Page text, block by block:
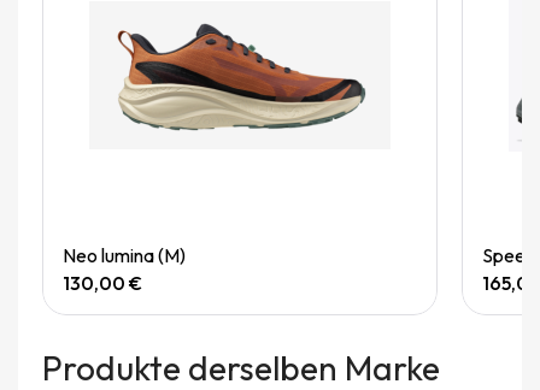
Neo lumina (M)
130,00 €
Produkte derselben Marke